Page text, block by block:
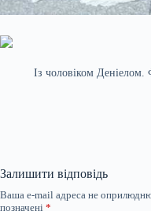
Із чоловіком
Залишити відповідь
Ваша e-mail адреса не
позначені *